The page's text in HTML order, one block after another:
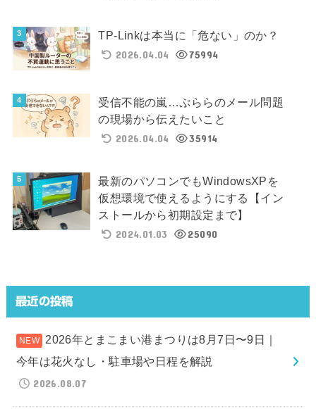
TP-Linkは本当に「危ない」のか？
2026.04.04
75994
受信不能の嵐…ぷららのメール問題
の現場から伝えたいこと
2026.04.04
35914
最新のパソコンでもWindowsXPを
仮想環境で使えるようにする【イン
ストールから初期設定まで】
2024.01.03
25090
最近の投稿
2026年とまこまい港まつりは8月7日〜9日｜
今年は花火なし・駐車場や日程を解説
2026.08.07